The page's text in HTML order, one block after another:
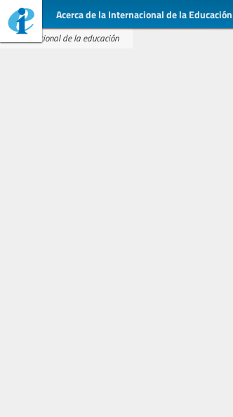
Acerca de la Internacional de la Educación
Internacional de la educación